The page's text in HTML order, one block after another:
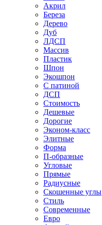
Акрил
Береза
Дерево
Дуб
ЛДСП
Массив
Пластик
Шпон
Экошпон
С патиной
ДСП
Стоимость
Дешевые
Дорогие
Эконом-класс
Элитные
Форма
П-образные
Угловые
Прямые
Радиусные
Скошенные углы
Стиль
Современные
Евро